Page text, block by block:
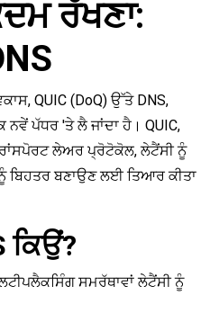
ਰੱਖਣਾ:
QUIC (DoQ) ਉੱਤੇ DNS,
ਪੱਧਰ 'ਤੇ ਲੈ ਜਾਂਦਾ ਹੈ। QUIC,
ਲੇਅਰ ਪ੍ਰੋਟੋਕੋਲ, ਲੇਟੈਂਸੀ ਨੂੰ
ਬਣਾਉਣ ਲਈ ਤਿਆਰ ਕੀਤਾ
ਕਿਉਂ?
ਸਮਰੱਥਾਵਾਂ ਲੇਟੈਂਸੀ ਨੂੰ